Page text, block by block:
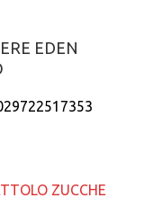
al carrello
EDEN